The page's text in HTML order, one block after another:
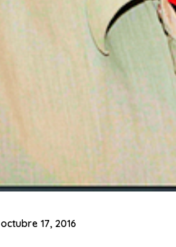
octubre 17, 2016